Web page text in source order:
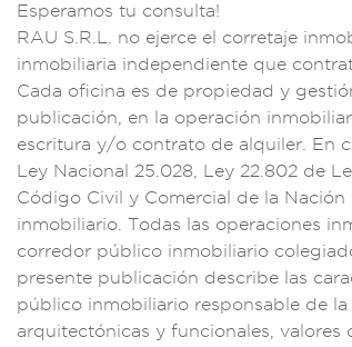
Esperamos tu consulta!
RAU S.R.L. no ejerce el corretaje
inmobil iaria independiente que
Cada oficina es de propiedad y
publicación, en l a operación inmo
escritura y/o contrato de alquiler. En
L ey Nacional 25.028, Ley 22.802 de
Código Civil y Comercial de la Nación
inmobil iario. Todas l as operaciones
corredor público inmobiliario c
presente publicación describe las
público inmobiliario responsable de
arquitectónicas y funcionales, val ores